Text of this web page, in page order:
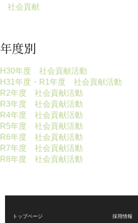
社会貢献
年度別
H30年度 社会貢献活動
H31年度・R1年度 社会貢献活動
R2年度 社会貢献活動
R3年度 社会貢献活動
R4年度 社会貢献活動
R5年度 社会貢献活動
R6年度 社会貢献活動
R7年度 社会貢献活動
R8年度 社会貢献活動
トップページ 採用情報